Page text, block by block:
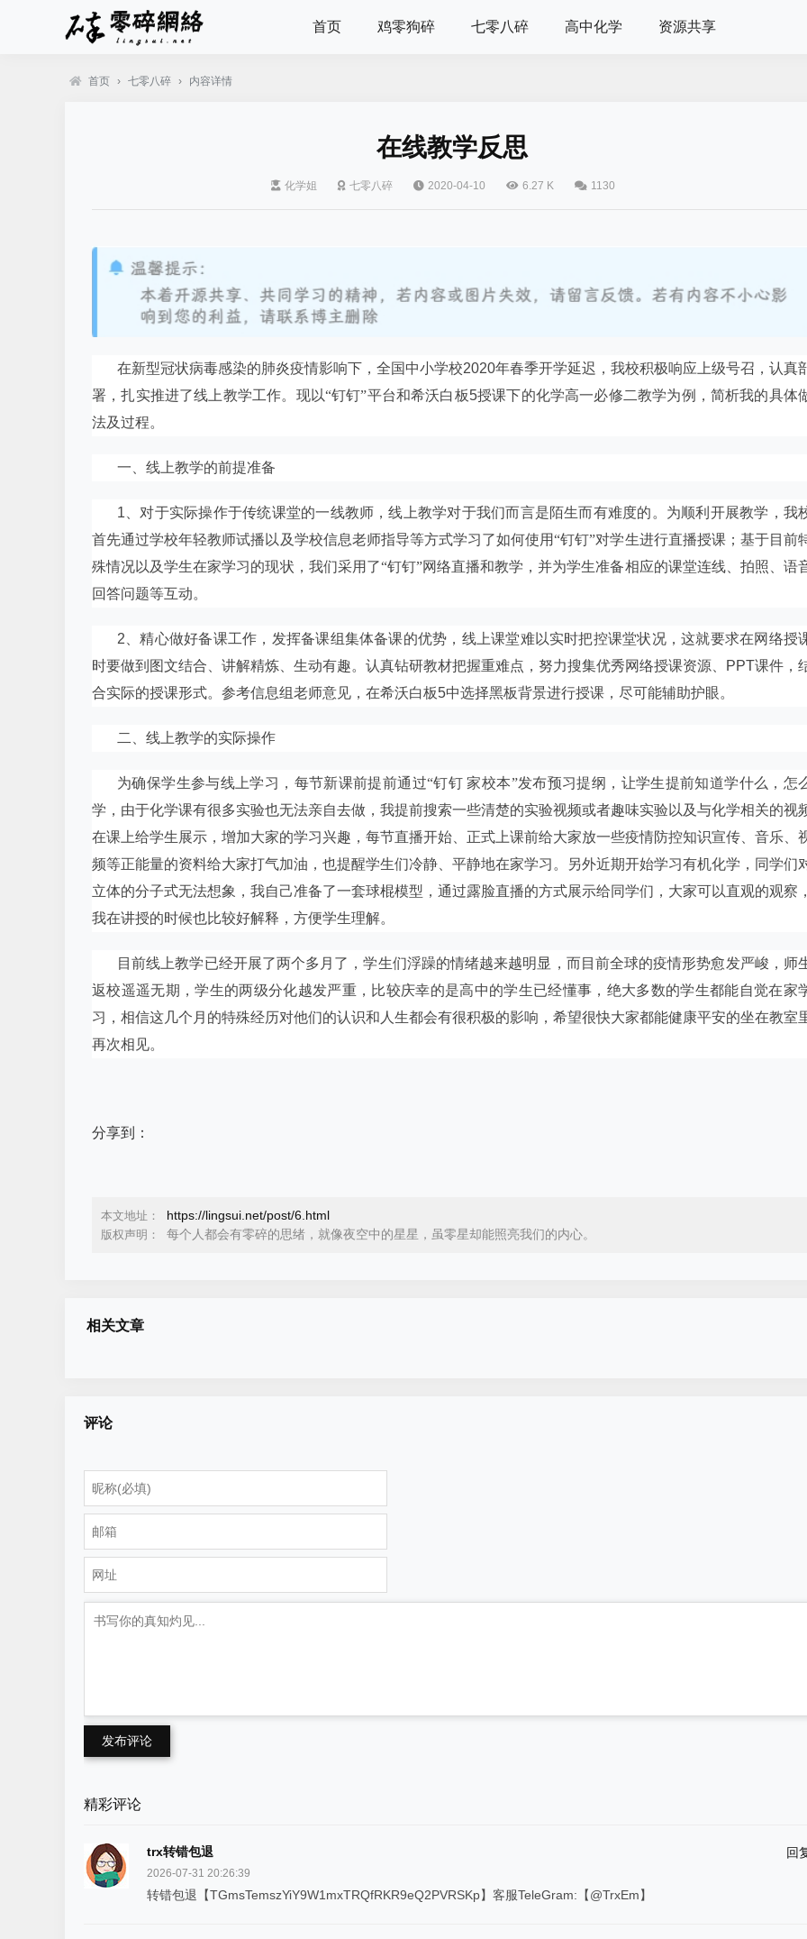
首页 鸡零狗碎 七零八碎 高中化学 资源共享
首页 › 七零八碎 › 内容详情
在线教学反思
化学姐 七零八碎 2020-04-10 6.27 K 1130
在新型冠状病毒感染的肺炎疫情影响下，全国中小学校2020年春季开学延迟，我校积极响应上级号召，认真
署，扎实推进了线上教学工作。现以“钉钉”平台和希沃白板5授课下的化学高一必修二教学为例，简析我的具体
法及过程。
一、线上教学的前提准备
1 、对于实际操作于传统课堂的一线教师，线上教学对于我们而言是陌生而有难度的。为顺利开展教学，我
首先通过学校年轻教师试播以及学校信息老师指导等方式学习了如何使用“钉钉”对学生进行直播授课；基于目前
殊情况以及学生在家学习的现状，我们采用了“钉钉”网络直播和教学，并为学生准备相应的课堂连线、拍照、语
回答问题等互动。
2 、精心做好备课工作，发挥备课组集体备课的优势，线上课堂难以实时把控课堂状况，这就要求在网络授
时要做到图文结合、讲解精炼、生动有趣。认真钻研教材把握重难点，努力搜集优秀网络授课资源、
PPT课件，
合实际的授课形式。参考信息组老师意见，在希沃白板5中选择黑板背景进行授课，尽可能辅助护眼。
二、线上教学的实际操作
为确保学生参与线上学习，每节新课前提前通过“钉钉 家校本”发布预习提纲，让学生提前知道学什么，怎
学，由于化学课有很多实验也无法亲自去做，我提前搜索一些清楚的实验视频或者趣味实验以及与化学相关的视
在课上给学生展示，增加大家的学习兴趣，每节直播开始、正式上课前给大家放一些疫情防控知识宣传、音乐、
频等正能量的资料给大家打气加油，也提醒学生们冷静、平静地在家学习。另外近期开始学习有机化学，同学们
立体的分子式无法想象，我自己准备了一套球棍模型，通过露脸直播的方式展示给同学们，大家可以直观的观察
我在讲授的时候也比较好解释，方便学生理解。
目前线上教学已经开展了两个多月了，学生们浮躁的情绪越来越明显，而目前全球的疫情形势愈发严峻，师
返校遥遥无期，学生的两级分化越发严重，比较庆幸的是高中的学生已经懂事，绝大多数的学生都能自觉在家
习，相信这几个月的特殊经历对他们的认识和人生都会有很积极的影响，希望很快大家都能健康平安的坐在教室
再次相见。
分享到：
本文地址： https://lingsui.net/post/6.html
版权声明： 每个人都会有零碎的思绪，就像夜空中的星星，虽零星却能照亮我们的内心。
相关文章
评论
发布评论
精彩评论
trx转错包退 回
2026-07-31 20:26:39
转错包退【TGmsTemszYiY9W1mxTRQfRKR9eQ2PVRSKp】客服TeleGram:【@TrxEm】